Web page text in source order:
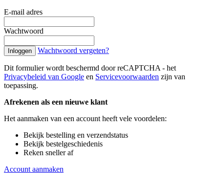
E-mail adres
Wachtwoord
Inloggen Wachtwoord vergeten?
Dit formulier wordt beschermd door reCAPTCHA - het
Privacybeleid van Google en Servicevoorwaarden zijn van
toepassing.
Afrekenen als een nieuwe klant
Het aanmaken van een account heeft vele voordelen:
Bekijk bestelling en verzendstatus
Bekijk bestelgeschiedenis
Reken sneller af
Account aanmaken